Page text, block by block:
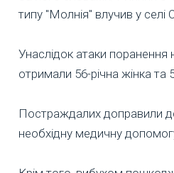
типу "Молнія" влучив у селі
Унаслідок атаки поранення
отримали 56-річна жінка та
Постраждалих доправили
необхідну медичну